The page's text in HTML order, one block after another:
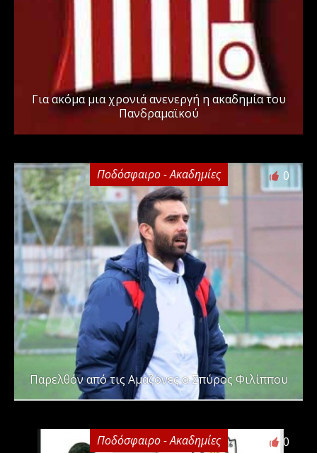
Για ακόμα μια χρονιά ανενεργή η ακαδημία του
Πανδραμαϊκού
Ποδόσφαιρο - Ακαδημίες 0
Παρελθόν από τις Αμαζόνες ο Σπύρος Φιλίππου
Ποδόσφαιρο - Ακαδημίες 0